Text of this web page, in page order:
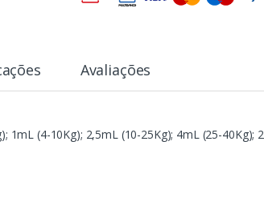
Avaliações
(4-10Kg); 2,5mL (10-25Kg); 4mL (25-40Kg);